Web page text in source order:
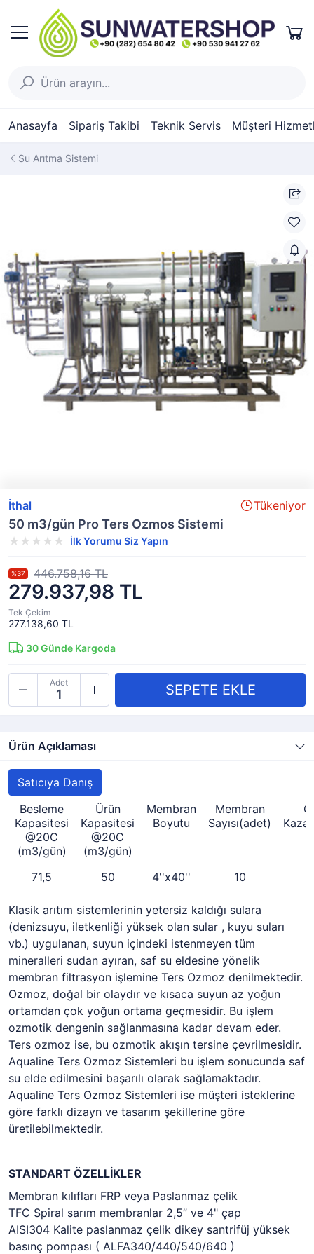
Anasayfa Sipariş Takibi Teknik Servis Müşteri
Su Arıtma Sistemi
İthal Tükeniyor
50 m3/gün Pro Ters Ozmos Sistemi
İlk Yorumu Siz Yapın
279.937,98 TL
%37 446.758,16 TL
Tek Çekim
277.138,60 TL
30Günde Kargoda
Adet
Ürün Açıklaması
Satıcıya Danış
Besleme
Kapasitesi
@20C
(m3/gün)
Ürün
Kapasitesi
@20C
(m3/gün)
Membran
Boyutu
Membran
Sayısı(adet)
71,5 50 4''x40'' 10
Klasik arıtım sistemlerinin yetersiz kaldığı sulara
(denizsuyu, iletkenliği yüksek olan sular , kuyu suları
vb.) uygulanan, suyun içindeki istenmeyen tüm
mineralleri sudan ayıran, saf su eldesine yönelik
membran filtrasyon işlemine Ters Ozmoz denilmektedir.
Ozmoz, doğal bir olaydır ve kısaca suyun az yoğun
ortamdan çok yoğun ortama geçmesidir. Bu işlem
ozmotik dengenin sağlanmasına kadar devam eder.
Ters ozmoz ise, bu ozmotik akışın tersine çevrilmesidir.
Aqualine Ters Ozmoz Sistemleri bu işlem sonucunda saf
su elde edilmesini başarılı olarak sağlamaktadır.
Aqualine Ters Ozmoz Sistemleri ise müşteri isteklerine
göre farklı dizayn ve tasarım şekillerine göre
üretilebilmektedir.
STANDART ÖZELLİKLER
Membran kılıfları FRP veya Paslanmaz çelik
TFC Spiral sarım membranlar 2,5” ve 4" çap
AISI304 Kalite paslanmaz çelik dikey santrifüj yüksek
basınç pompası ( ALFA340/440/540/640 )